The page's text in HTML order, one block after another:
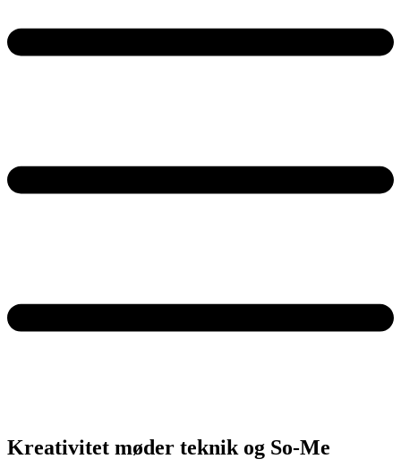
Kreativitet møder teknik og So-Me